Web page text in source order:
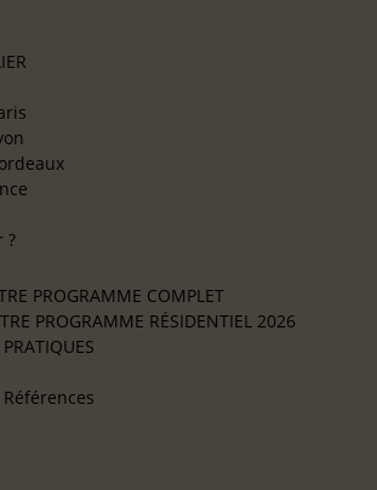
?
PROGRAMME COMPLET
PROGRAMME RÉSIDENTIEL 2026